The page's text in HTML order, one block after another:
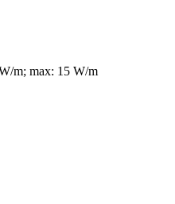
m; max: 15 W/m